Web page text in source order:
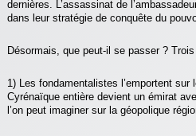
dernières. L’assassinat de
dans leur stratégie de conquête du
Désormais, que peut-il se passer ?
1) Les fondamentalistes l’emportent
Cyrénaïque entière devient un émirat
l’on peut imaginer sur la géopolique